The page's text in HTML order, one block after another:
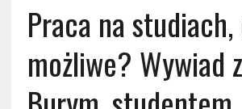
Praca na
możliwe? Wywiad